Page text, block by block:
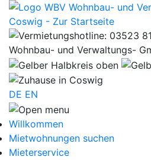
DE EN
WBV Wohnbau-
WBV Wohnbau- und
Willkommen
Mietwohnungen suchen
Mieterservice